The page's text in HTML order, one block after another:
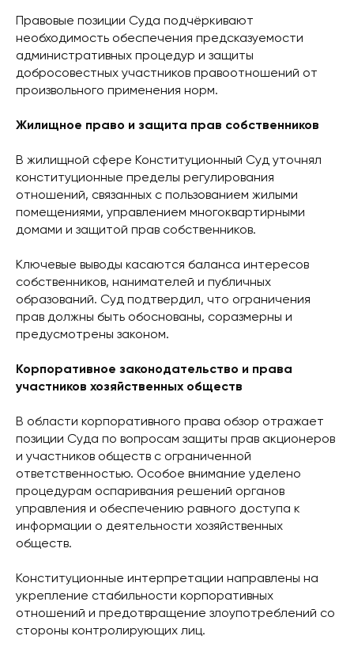
Правовые позиции Суда подчёркивают
необходимость обеспечения предсказуемости
административных процедур и защиты
добросовестных участников правоотношений от
произвольного применения норм.
Жилищное право и защита прав собственников
В жилищной сфере Конституционный Суд уточнял
конституционные пределы регулирования
отношений, связанных с пользованием жилыми
помещениями, управлением многоквартирными
домами и защитой прав собственников.
Ключевые выводы касаются баланса интересов
собственников, нанимателей и публичных
образований. Суд подтвердил, что ограничения
прав должны быть обоснованы, соразмерны и
предусмотрены законом.
Корпоративное законодательство и права
участников хозяйственных обществ
В области корпоративного права обзор отражает
позиции Суда по вопросам защиты прав акционеров
и участников обществ с ограниченной
ответственностью. Особое внимание уделено
процедурам оспаривания решений органов
управления и обеспечению равного доступа к
информации о деятельности хозяйственных
обществ.
Конституционные интерпретации направлены на
укрепление стабильности корпоративных
отношений и предотвращение злоупотреблений со
стороны контролирующих лиц.